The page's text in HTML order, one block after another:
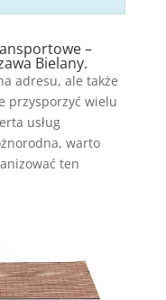
–
Bielany.
adresu, ale także
przysporzyć wielu
usług
warto
ten